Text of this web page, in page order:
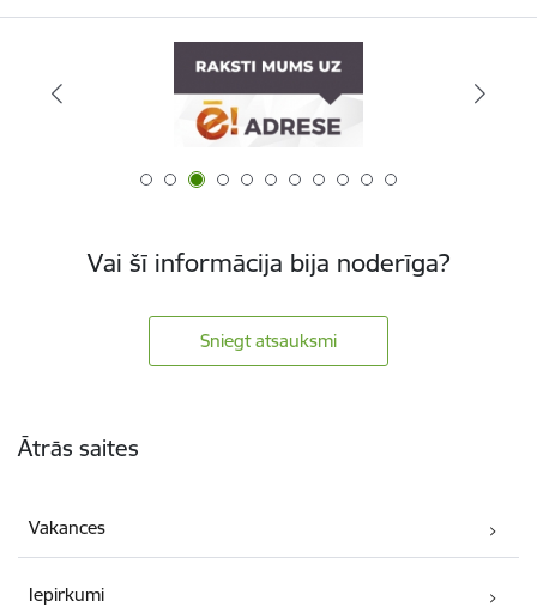
Vai šī informācija bija noderīga?
Sniegt atsauksmi
Ātrās saites
Vakances
Iepirkumi